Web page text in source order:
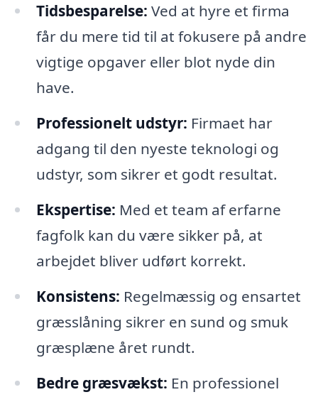
Tidsbesparelse: Ved at hyre et firma
får du mere tid til at fokusere på andre
vigtige opgaver eller blot nyde din
have.
Professionelt udstyr: Firmaet har
adgang til den nyeste teknologi og
udstyr, som sikrer et godt resultat.
Ekspertise: Med et team af erfarne
fagfolk kan du være sikker på, at
arbejdet bliver udført korrekt.
Konsistens: Regelmæssig og ensartet
græsslåning sikrer en sund og smuk
græsplæne året rundt.
Bedre græsvækst: En professionel